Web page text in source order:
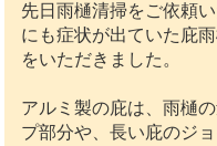
先日雨樋清掃をご依頼
にも症状が出ていた庇
をいただきました。
アルミ製の庇は、雨樋
プ部分や、長い庇のジ